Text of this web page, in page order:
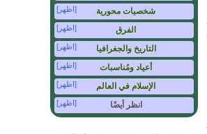
شخصيات محورية [اظهر]
الفرق [اظهر]
التاريخ والجغرافيا [اظهر]
أعياد ومُناسبات [اظهر]
الإسلام في العالم [اظهر]
انظر أيضًا [اظهر]